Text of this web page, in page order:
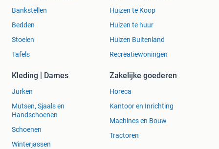
Bankstellen
Bedden
Stoelen
Tafels
Huizen te Koop
Huizen te huur
Huizen Buitenland
Recreatiewoningen
Kleding | Dames
Jurken
Mutsen, Sjaals en
Handschoenen
Schoenen
Winterjassen
Zakelijke goederen
Horeca
Kantoor en Inrichting
Machines en Bouw
Tractoren